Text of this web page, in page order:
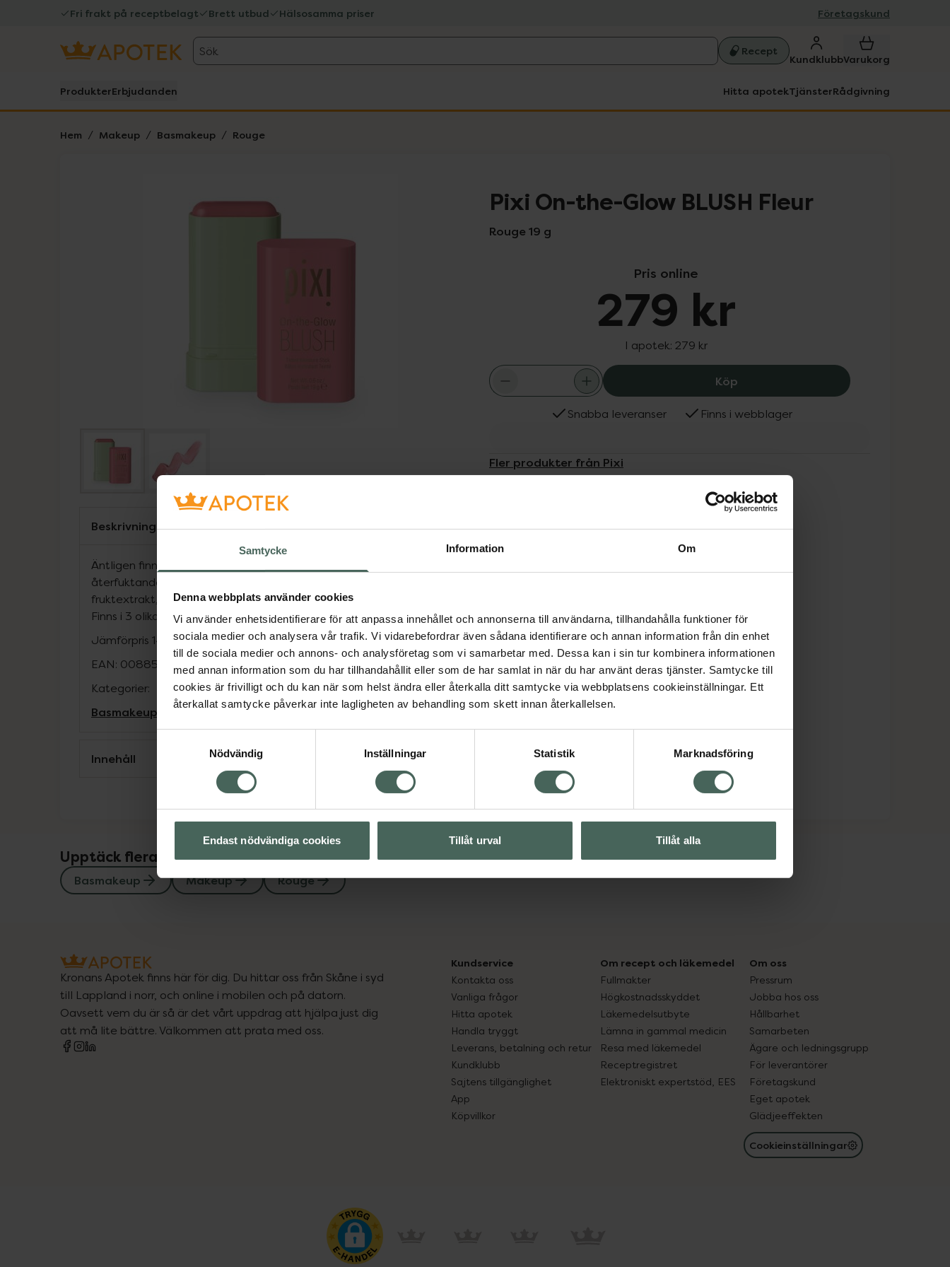
Samtycke Information Om
Denna webbplats använder cookies
Vi använder enhetsidentifierare för att anpassa innehållet och annonserna till användarna, tillhandahålla funktioner för
sociala medier och analysera vår trafik. Vi vidarebefordrar även sådana identifierare och annan information från din enhet
till de sociala medier och annons- och analysföretag som vi samarbetar med. Dessa kan i sin tur kombinera informationen
med annan information som du har tillhandahållit eller som de har samlat in när du har använt deras tjänster. Samtycke till
cookies är frivilligt och du kan när som helst ändra eller återkalla ditt samtycke via webbplatsens cookieinställningar. Ett
återkallat samtycke påverkar inte lagligheten av behandling som skett innan återkallelsen.
Nödvändig
Inställningar Statistik Marknadsföring
Endast nödvändiga cookies Tillåt urval Tillåt alla
Fri frakt på receptbelagt Brett utbud Hälsosamma priser Företagskund
Sök Recept
KundklubbVarukorg
ProdukterErbjudanden Hitta apotekTjänsterRådgivning
Hem Makeup Basmakeup Rouge
Pixi On-the-Glow BLUSH Fleur
Rouge 19 g
Pris online
279 kr
I apotek: 279 kr
Köp Pixi On-the-Glow BLUSH Fleur, 279 kr.
Snabba leveranser Finns i webblager
Fler produkter från Pixi
Aktuella erbjudanden
Beskrivning Dölj
Äntligen finns vår bästsäljare On-the-Glow Stick nu med färg! Ett
återfuktande stick för kinder och läppar berikat med bl a
fruktextrakt, aloe vera och ginseng som ger ett naturligt glow.
Finns i 3 olika färger. Veganska.
Jämförpris 14,68 kr/g
EAN: 00885190342938
Kategorier:
Basmakeup MakeupRouge
Innehåll Visa
Upptäck flera produkter inom
Basmakeup Makeup Rouge
Kronans Apotek finns här för dig. Du hittar oss från Skåne i syd
till Lappland i norr, och online i mobilen och på datorn.
Oavsett vem du är så är det vårt uppdrag att hjälpa just dig
att må lite bättre. Välkommen att prata med oss.
Kundservice
Kontakta oss
Vanliga frågor
Hitta apotek
Handla tryggt
Leverans, betalning och retur
Kundklubb
Sajtens tillgänglighet
App
Köpvillkor
Om recept och läkemedel
Fullmakter
Högkostnadsskyddet
Läkemedelsutbyte
Lämna in gammal medicin
Resa med läkemedel
Receptregistret
Elektroniskt expertstöd, EES
Om oss
Pressrum
Jobba hos oss
Hållbarhet
Samarbeten
Ägare och ledningsgrupp
För leverantörer
Företagskund
Eget apotek
Glädjeeffekten
Cookieinställningar